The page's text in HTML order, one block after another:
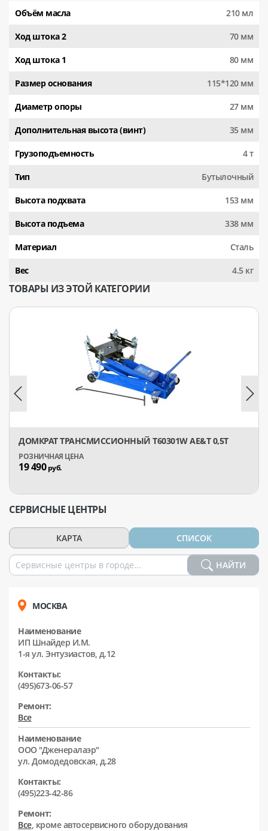
Объём масла 210 мл
Ход штока 2 70 мм
Ход штока 1 80 мм
Размер основания 115*120 мм
Диаметр опоры 27 мм
Дополнительная высота (винт) 35 мм
Грузоподъемность 4 т
Тип Бутылочный
Высота подхвата 153 мм
Высота подъема 338 мм
Материал Сталь
Вес 4.5 кг
ТОВАРЫ ИЗ ЭТОЙ КАТЕГОРИИ
ДОМКРАТ ТРАНСМИССИОННЫЙ T60301W AE&T 0,5Т
19 490руб.
СЕРВИСНЫЕ ЦЕНТРЫ
КАРТА СПИСОК
НАЙТИ
МОСКВА
Наименование
ИП Шнайдер И.М.
1-я ул. Энтузиастов, д.12
Контакты:
(495)673-06-57
Ремонт:
Все
Наименование
ООО "Дженералаэр"
ул. Домодедовская, д.28
Контакты:
(495)223-42-86
Ремонт:
Все, кроме автосервисного оборудования